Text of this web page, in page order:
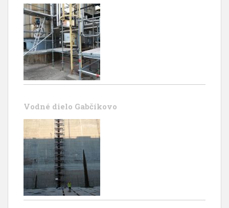
Vodné dielo Gabčíkovo